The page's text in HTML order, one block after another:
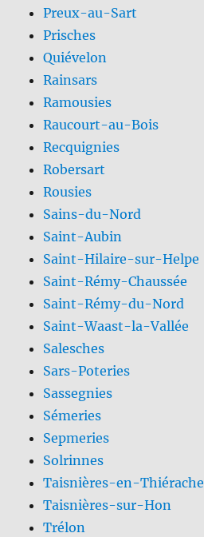
Preux-au-Sart
Prisches
Quiévelon
Rainsars
Ramousies
Raucourt-au-Bois
Recquignies
Robersart
Rousies
Sains-du-Nord
Saint-Aubin
Saint-Hilaire-sur-Helpe
Saint-Rémy-Chaussée
Saint-Rémy-du-Nord
Saint-Waast-la-Vallée
Salesches
Sars-Poteries
Sassegnies
Sémeries
Sepmeries
Solrinnes
Taisnières-en-Thiérache
Taisnières-sur-Hon
Trélon